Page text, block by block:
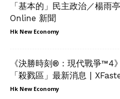
「基本的」民主政治／楊
Online 新聞
Hk New Economy
《決勝時刻®：現代戰爭™4
「殺戮區」最新消息 |
Hk New Economy